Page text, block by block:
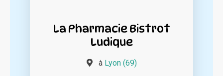
La Pharmacie Bistrot
Ludique
à Lyon (69)